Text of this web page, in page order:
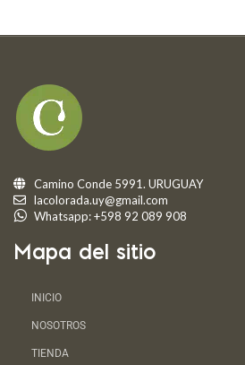
Camino Conde 5991. URUGUAY
lacolorada.uy@gmail.com
Whatsapp: +598 92 089 908
Mapa del sitio
INICIO
NOSOTROS
TIENDA